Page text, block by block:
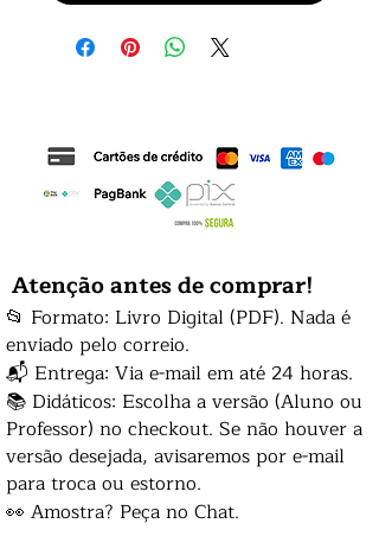
Atenção antes de comprar!
📂 Formato: Livro Digital (PDF). Nada é
enviado pelo correio.
📬 Entrega: Via e-mail em até 24 horas.
📚 Didáticos: Escolha a versão (Aluno ou
Professor) no checkout. Se não houver a
versão desejada, avisaremos por e-mail
para troca ou estorno.
👀 Amostra? Peça no Chat.